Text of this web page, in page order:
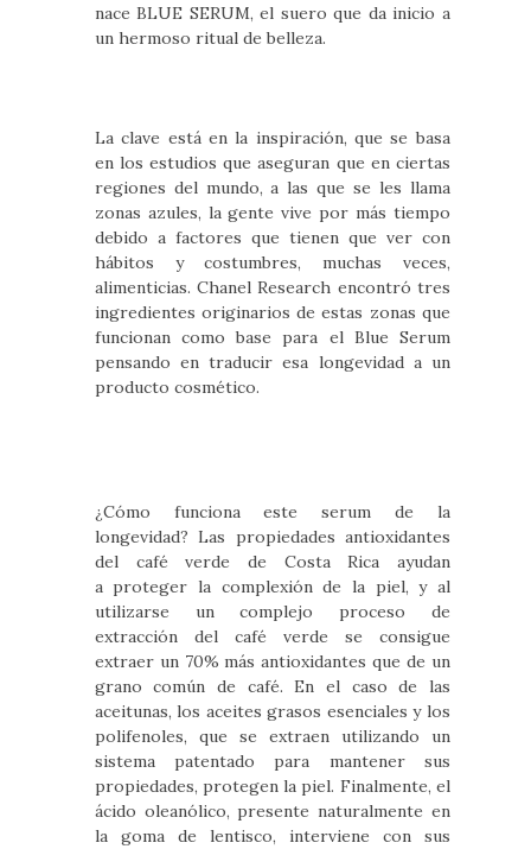
nace BLUE SERUM, el suero que da inicio a
un hermoso ritual de belleza.
La clave está en la inspiración, que se basa
en los estudios que aseguran que en ciertas
regiones del mundo, a las que se les llama
zonas azules, la gente vive por más tiempo
debido a factores que tienen que ver con
hábitos y costumbres, muchas veces,
alimenticias. Chanel Research encontró tres
ingredientes originarios de estas zonas que
funcionan como base para el Blue Serum
pensando en traducir esa longevidad a un
producto cosmético.
¿Cómo funciona este serum de la
longevidad? Las propiedades antioxidantes
del café verde de Costa Rica ayudan
a proteger la complexión de la piel, y al
utilizarse un complejo proceso de
extracción del café verde se consigue
extraer un 70% más antioxidantes que de un
grano común de café. En el caso de las
aceitunas, los aceites grasos esenciales y los
polifenoles, que se extraen utilizando un
sistema patentado para mantener sus
propiedades, protegen la piel. Finalmente, el
ácido oleanólico, presente naturalmente en
la goma de lentisco, interviene con sus